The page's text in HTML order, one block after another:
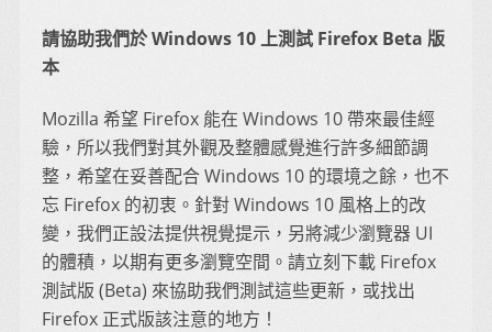
請協助我們於 Windows 10 上測試 Firefox Beta 版
本
Mozilla 希望 Firefox 能在 Windows 10 帶來最佳經
驗，所以我們對其外觀及整體感覺進行許多細節調
整，希望在妥善配合 Windows 10 的環境之餘，也不
忘 Firefox 的初衷。針對 Windows 10 風格上的改
變，我們正設法提供視覺提示，另將減少瀏覽器 UI
的體積，以期有更多瀏覽空間。請立刻下載 Firefox
測試版 (Beta) 來協助我們測試這些更新，或找出
Firefox 正式版該注意的地方！